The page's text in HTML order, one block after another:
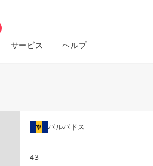
サービス ヘルプ
バルバドス
43